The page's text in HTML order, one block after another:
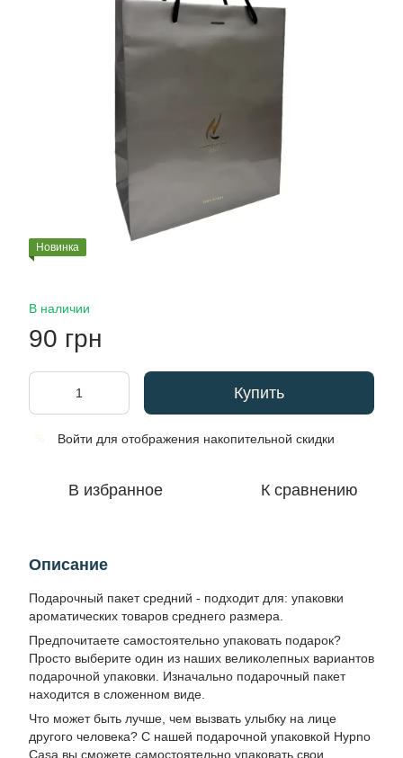
Новинка
В наличии
90 грн
Купить
Войти для отображения накопительной скидки
В избранное К сравнению
Описание
Подарочный пакет средний - подходит для: упаковки
ароматических товаров среднего размера.
Предпочитаете самостоятельно упаковать подарок?
Просто выберите один из наших великолепных вариантов
подарочной упаковки. Изначально подарочный пакет
находится в сложенном виде.
Что может быть лучше, чем вызвать улыбку на лице
другого человека? С нашей подарочной упаковкой Hypno
Casa вы сможете самостоятельно упаковать свои